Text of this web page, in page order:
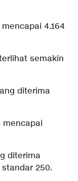
4.164
semakin
diterima
mencapai
diterima
250.